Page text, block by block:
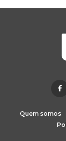
Quem somos